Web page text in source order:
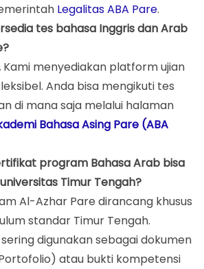
Legalitas ABA Pare.
tes bahasa Inggris dan Arab
Kami menyediakan platform ujian
Anda bisa mengikuti tes
di mana saja melalui halaman
Bahasa Asing Pare (ABA
program Bahasa Arab bisa
Timur Tengah?
Al-Azhar Pare dirancang khusus
standar Timur Tengah.
digunakan sebagai dokumen
atau bukti kompetensi